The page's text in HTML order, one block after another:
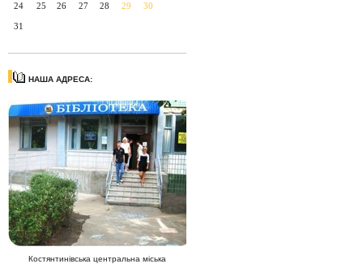
24 25 26 27 28 29 30
31
НАША АДРЕСА:
Костянтинівська центральна міська